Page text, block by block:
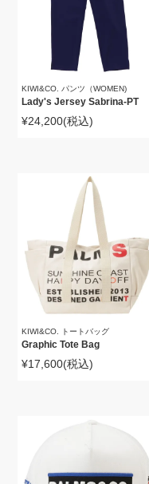
KIWI&CO. パンツ（WOMEN)
Lady's Jersey Sabrina-PT
¥24,200(税込)
KIWI&CO. トートバッグ
Graphic Tote Bag
¥17,600(税込)